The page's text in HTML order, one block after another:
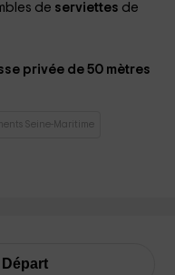
de serviettes de
privée de 50 mètres
Seine-Maritime